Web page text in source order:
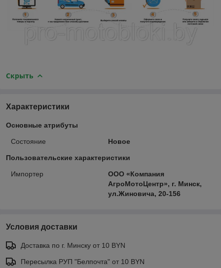
Скрыть
Характеристики
Основные атрибуты
Состояние Новое
Пользовательские характеристики
Импортер
ООО «Компания
АгроМотоЦентр», г. Минск,
ул.Жиновича, 20-156
Условия доставки
Доставка по г. Минску от 10 BYN
Пересылка РУП "Белпочта" от 10 BYN